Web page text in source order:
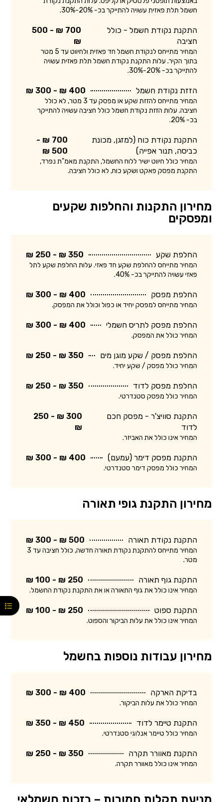
חשמל תלת פאזית עשויה להתייקר בכ- 20%-30%.
התקנת נקודת חשמל - כולל
חציבה
700 ₪ - 500
₪
המחיר מתייחס לנקודת חשמל חד פאזית ולחיווט עד 5 מטר
בתוך הקיר. עלות התקנת נקודת חשמל תלת פאזית עשויה
להתייקר בכ- 20%-30%.
הזזת נקודת חשמל 400 ₪ - 300 ₪
המחיר מתייחס להזזת שקע או מפסק עד 3 מטר, לא כולל
חציבה. עלות הזזת נקודת חשמל כולל חציבה עשויה להתייקר
בכ- 20%.
התקנת נקודת כוח (למזגן, מכונת
כביסה, תנור אפייה)
700 ₪ -
500 ₪
המחיר כולל חיווט ישיר ללוח החשמל, התקנת מאמ"ת נפרד,
התקנת מפסק פאקט ושקע כוח, לא כולל חציבה.
מחירון התקנות והחלפות שקעים
ומפסקים
החלפת שקע 350 ₪ - 250 ₪
המחיר מתייחס להחלפת שקע חד פאזי. עלות החלפת שקע לתל
פאזי עשויה להתייקר בכ- 40%.
החלפת מפסק 400 ₪ - 300 ₪
המחיר מתייחס למפסק יחיד או כפול וכולל את המפסק.
החלפת מפסק לתריס חשמלי 400 ₪ - 300 ₪
המחיר כולל את המפסק.
החלפת מפסק / שקע מוגן מים 350 ₪ - 250 ₪
המחיר כולל מפסק / שקע יחיד.
החלפת מפסק לדוד 350 ₪ - 250 ₪
המחיר כולל מפסק סטנדרטי.
התקנת סוויצ'ר - מפסק חכם
לדוד
300 ₪ - 250
₪
המחיר אינו כולל את האביזר.
התקנת מפסק דימר (עמעם) 400 ₪ - 300 ₪
המחיר כולל מפסק דימר סטנדרטי.
מחירון התקנת גופי תאורה
התקנת נקודת תאורה 500 ₪ - 300 ₪
המחיר מתייחס להתקנת נקודת תאורה חדשה, כולל חציבה עד 3
מטר.
התקנת גוף תאורה 250 ₪ - 100 ₪
המחיר אינו כולל את גוף התאורה או את התקנת נקודת החשמל.
התקנת ספוט 250 ₪ - 100 ₪
המחיר אינו כולל את עלות הביקור והספוט.
מחירון עבודות נוספות בחשמל
בדיקת הארקה 400 ₪ - 300 ₪
המחיר כולל את עלות הביקור.
התקנת טיימר לדוד 450 ₪ - 350 ₪
המחיר כולל טיימר אנלוגי סטנדרטי.
התקנת מאוורר תקרה 350 ₪ - 250 ₪
המחיר אינו כולל מאוורר תקרה.